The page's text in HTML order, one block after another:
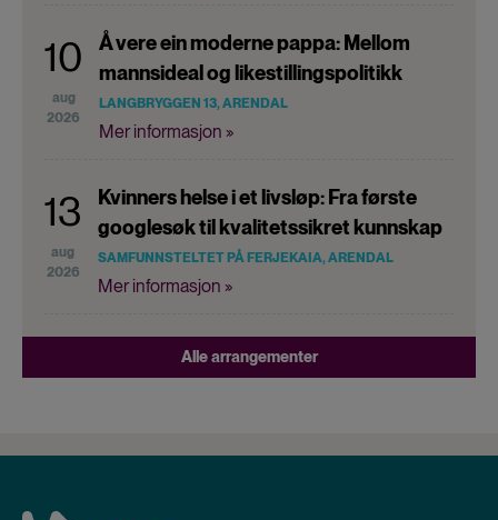
10
aug
2026
Å vere ein moderne pappa: Mellom
mannsideal og likestillingspolitikk
LANGBRYGGEN 13, ARENDAL
Mer informasjon »
13
aug
2026
Kvinners helse i et livsløp: Fra første
googlesøk til kvalitetssikret kunnskap
SAMFUNNSTELTET PÅ FERJEKAIA, ARENDAL
Mer informasjon »
Alle arrangementer